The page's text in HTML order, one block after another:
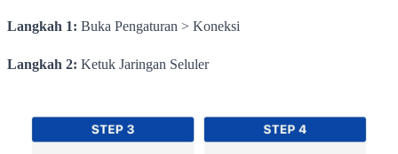
Langkah 1: Buka Pengaturan > Koneksi
Langkah 2: Ketuk Jaringan Seluler